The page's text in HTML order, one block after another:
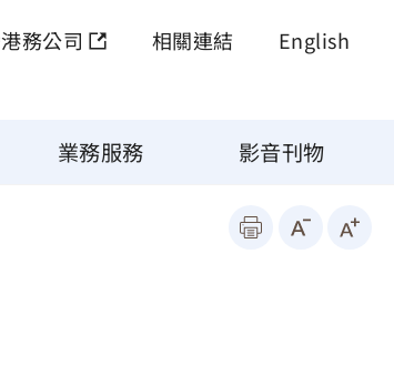
務公司 相關連結 English
業務服務 影音刊物